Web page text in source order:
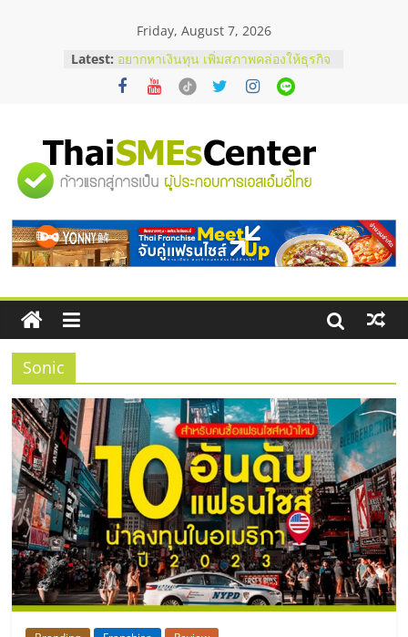
Friday, August 7, 2026
Latest: อยากหาเงินทุน เพิ่มสภาพคล่องให้ธุรกิจ
เริ่มยังไงให้ผ่านฉลุย
สัมมนาออนไลน์ โอกาสบริหารสถานี
ThaiFranchise Meet Up จับคู่แฟรน
ไชส์ ครั้งที่ 8
ร้านเครื่องเสียงคุณภาพสูง พร้อม
บริษัท Cybersecurity ในไทยที่ไหนดี?
วิธีเลือกผู้ให้บริการให้คุ้มค่าและตอบ
โจทย์ธุรกิจ
"ศูนย์
รวม
ข้อมูล
ธุรกิจ
SME
แห่ง
ประเทศไทย,
ThaiSMEsCenter,
รวม
Sonic